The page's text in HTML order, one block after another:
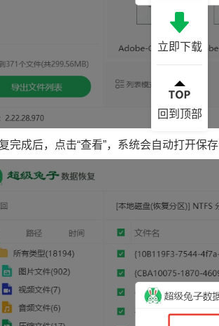
完成后，点击“查看”，系统会自动打开保
立即下载
回到顶部